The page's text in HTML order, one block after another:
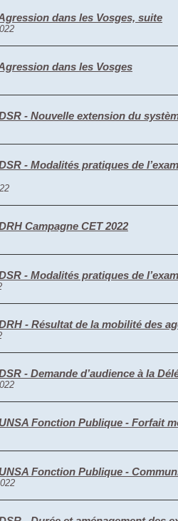
dans les Vosges, suite
dans les Vosges
- Nouvelle extension du
- Modalités pratiques de
Campagne CET 2022
- Modalités pratiques de
- Résultat de la mobilité des
- Demande d’audience à la
Fonction Publique - Forfait
Fonction Publique -